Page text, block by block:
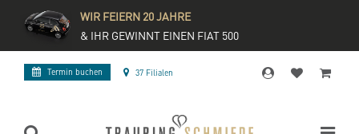
WIR FEIERN 20 JAHRE
& IHR GEWINNT EINEN FIAT 500
Termin buchen 37 Filialen